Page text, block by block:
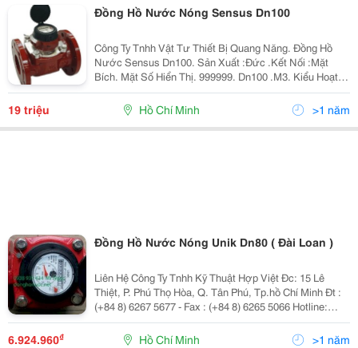
Đồng Hồ Nước Nóng Sensus Dn100
Công Ty Tnhh Vật Tư Thiết Bị Quang Năng. Đồng Hồ
Nước Sensus Dn100. Sản Xuất :Đức .Kết Nối :Mặt
Bích. Mặt Số Hiển Thị. 999999. Dn100 .M3. Kiểu Hoạt
Động :Từ. Hàng Mới 100%,Bảo Hành 12 Tháng.giao
Hàng Nhanh Chóng Tận Nơi,Uy Tín ,Chất Lượng.qúy
19 triệu Hồ Chí Minh >1 năm
Đồng Hồ Nước Nóng Unik Dn80 ( Đài Loan )
Liên Hệ Công Ty Tnhh Kỹ Thuật Hợp Việt Đc: 15 Lê
Thiệt, P. Phú Thọ Hòa, Q. Tân Phú, Tp.hồ Chí Minh Đt :
(+84 8) 6267 5677 - Fax : (+84 8) 6265 5066 Hotline:
0903 056 455 - 0914654500 Email: Info@Hopviet.vn -
Website: Www.hopviet.vn
6.924.960₫ Hồ Chí Minh >1 năm